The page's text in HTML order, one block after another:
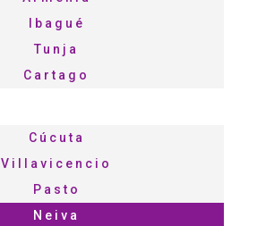
Ibagué
Tunja
Cartago
Cúcuta
Villavicencio
Pasto
Neiva